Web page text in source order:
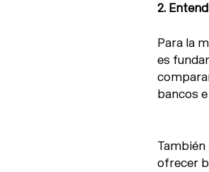
2.
Para la
es
bancos
ofrecer